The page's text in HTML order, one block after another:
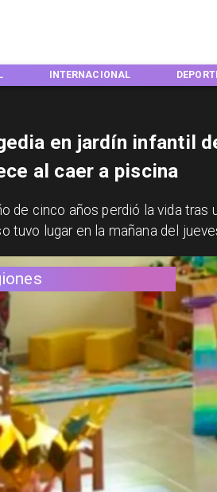
DEPORTES
en jardín infantil
al caer a piscina
de cinco años perdió la vida tras
tuvo lugar en la mañana del